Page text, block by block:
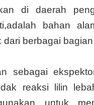
di daerah
bahan
berbagai
sebagai
reaksi lilin
untuk